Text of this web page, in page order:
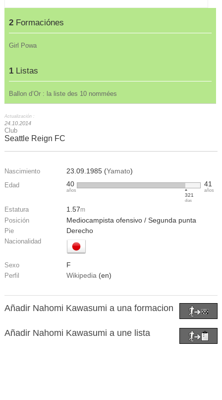
2 Formaciónes
Girl Powa
1 Listas
Ballon d’Or : la liste des 10 nommées
Actualización :
24.10.2014
Club
Seattle Reign FC
Nascimiento 23.09.1985 (Yamato)
Edad 40
años
321
días
41
años
Estatura 1.57m
Posición Mediocampista ofensivo / Segunda punta
Pie Derecho
Nacionalidad
Sexo F
Perfil Wikipedia (en)
Añadir Nahomi Kawasumi a una formacion
Añadir Nahomi Kawasumi a une lista